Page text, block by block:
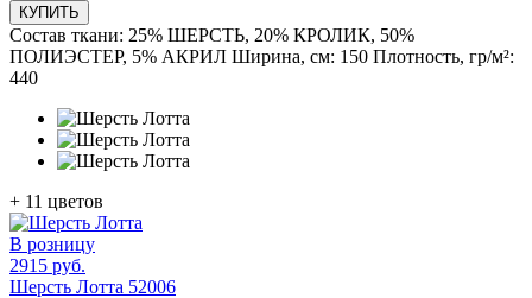
КУПИТЬ
Состав ткани: 25% ШЕРСТЬ, 20% КРОЛИК, 50%
ПОЛИЭСТЕР, 5% АКРИЛ Ширина, см: 150 Плотность, гр/м²:
440
+ 11 цветов
В розницу
2915 руб.
Шерсть Лотта 52006